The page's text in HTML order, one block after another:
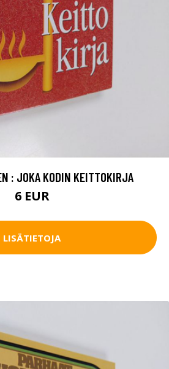
: JOKA KODIN KEITTOKIRJA
6 EUR
LISÄTIETOJA